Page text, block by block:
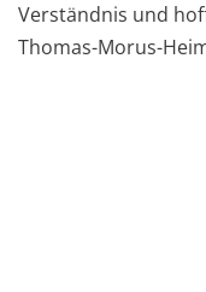
Verständnis und
Thomas-Morus-